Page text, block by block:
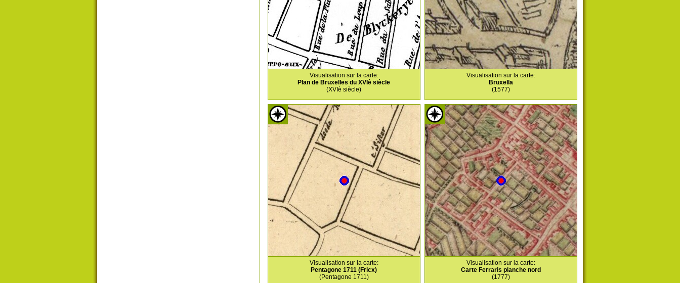
Visualisation sur la carte:
Plan de Bruxelles du XVIè siècle
(XVIè siècle)
Visualisation sur la carte:
Bruxella
(1577)
Visualisation sur la carte:
Pentagone 1711 (Fricx)
(Pentagone 1711)
Visualisation sur la carte:
Carte Ferraris planche nord
(1777)